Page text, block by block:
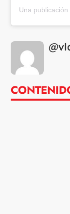
Una